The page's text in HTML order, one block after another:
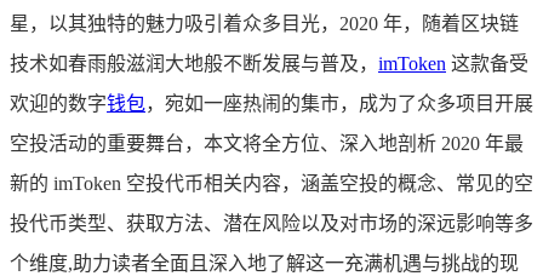
星，以其独特的魅力吸引着众多目光，2020 年，随着区块链
技术如春雨般滋润大地般不断发展与普及， imToken 这款备受
欢迎的数字钱包，宛如一座热闹的集市，成为了众多项目开展
空投活动的重要舞台，本文将全方位、深入地剖析 2020 年最
新的 imToken 空投代币相关内容，涵盖空投的概念、常见的空
投代币类型、获取方法、潜在风险以及对市场的深远影响等多
个维度,助力读者全面且深入地了解这一充满机遇与挑战的现